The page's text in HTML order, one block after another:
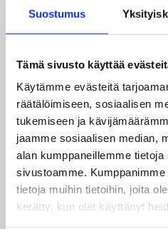
Suostumus
Tämä sivusto käyttää
Käytämme evästeitä
räätälöimiseen, sosiaalisen
tukemiseen ja
jaamme sosiaalisen median,
alan kumppaneillemme
sivustoamme.
tietoja muihin tietoihin, joita
kerätty, kun olet käyttänyt
Kestävä kehitys
ympäristön